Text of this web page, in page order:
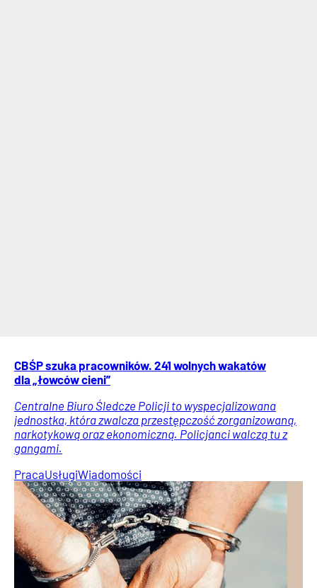
CBŚP szuka pracowników. 241 wolnych wakatów
dla „łowców cieni”
Centralne Biuro Śledcze Policji to wyspecjalizowana
jednostka, która zwalcza przestępczość zorganizowaną,
narkotykową oraz ekonomiczną. Policjanci walczą tu z
gangami.
PracaUsługiWiadomości